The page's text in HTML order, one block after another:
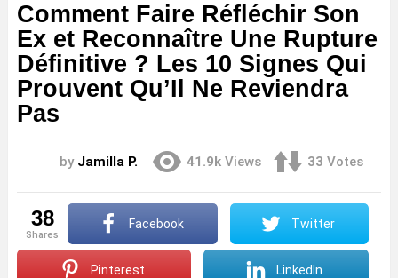
Comment Faire Réfléchir Son
Ex et Reconnaître Une Rupture
Définitive ? Les 10 Signes Qui
Prouvent Qu’Il Ne Reviendra
Pas
by Jamilla P. 41.9k Views 33 Votes
38
shares
Facebook Twitter
Pinterest LinkedIn